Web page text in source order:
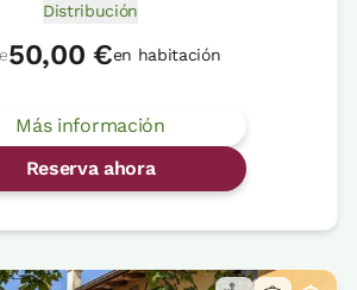
Distribución
50,00 €en habitación
Más información
Reserva ahora